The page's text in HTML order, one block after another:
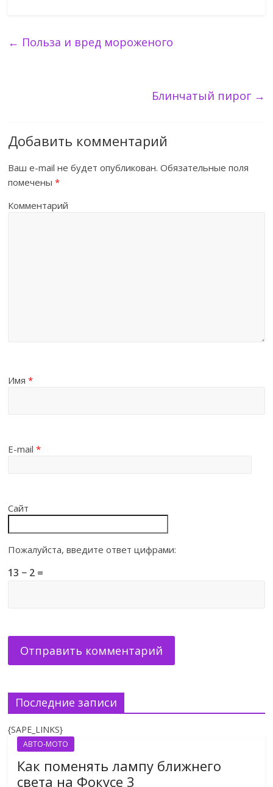
← Польза и вред мороженого
Блинчатый пирог →
Добавить комментарий
Ваш e-mail не будет опубликован. Обязательные поля
помечены*
Комментарий
Имя*
E-mail*
Сайт
Пожалуйста, введите ответ цифрами:
13 − 2 =
Последние записи
{SAPE_LINKS}
АВТО-МОТО
Как поменять лампу ближнего
света на Фокусе 3